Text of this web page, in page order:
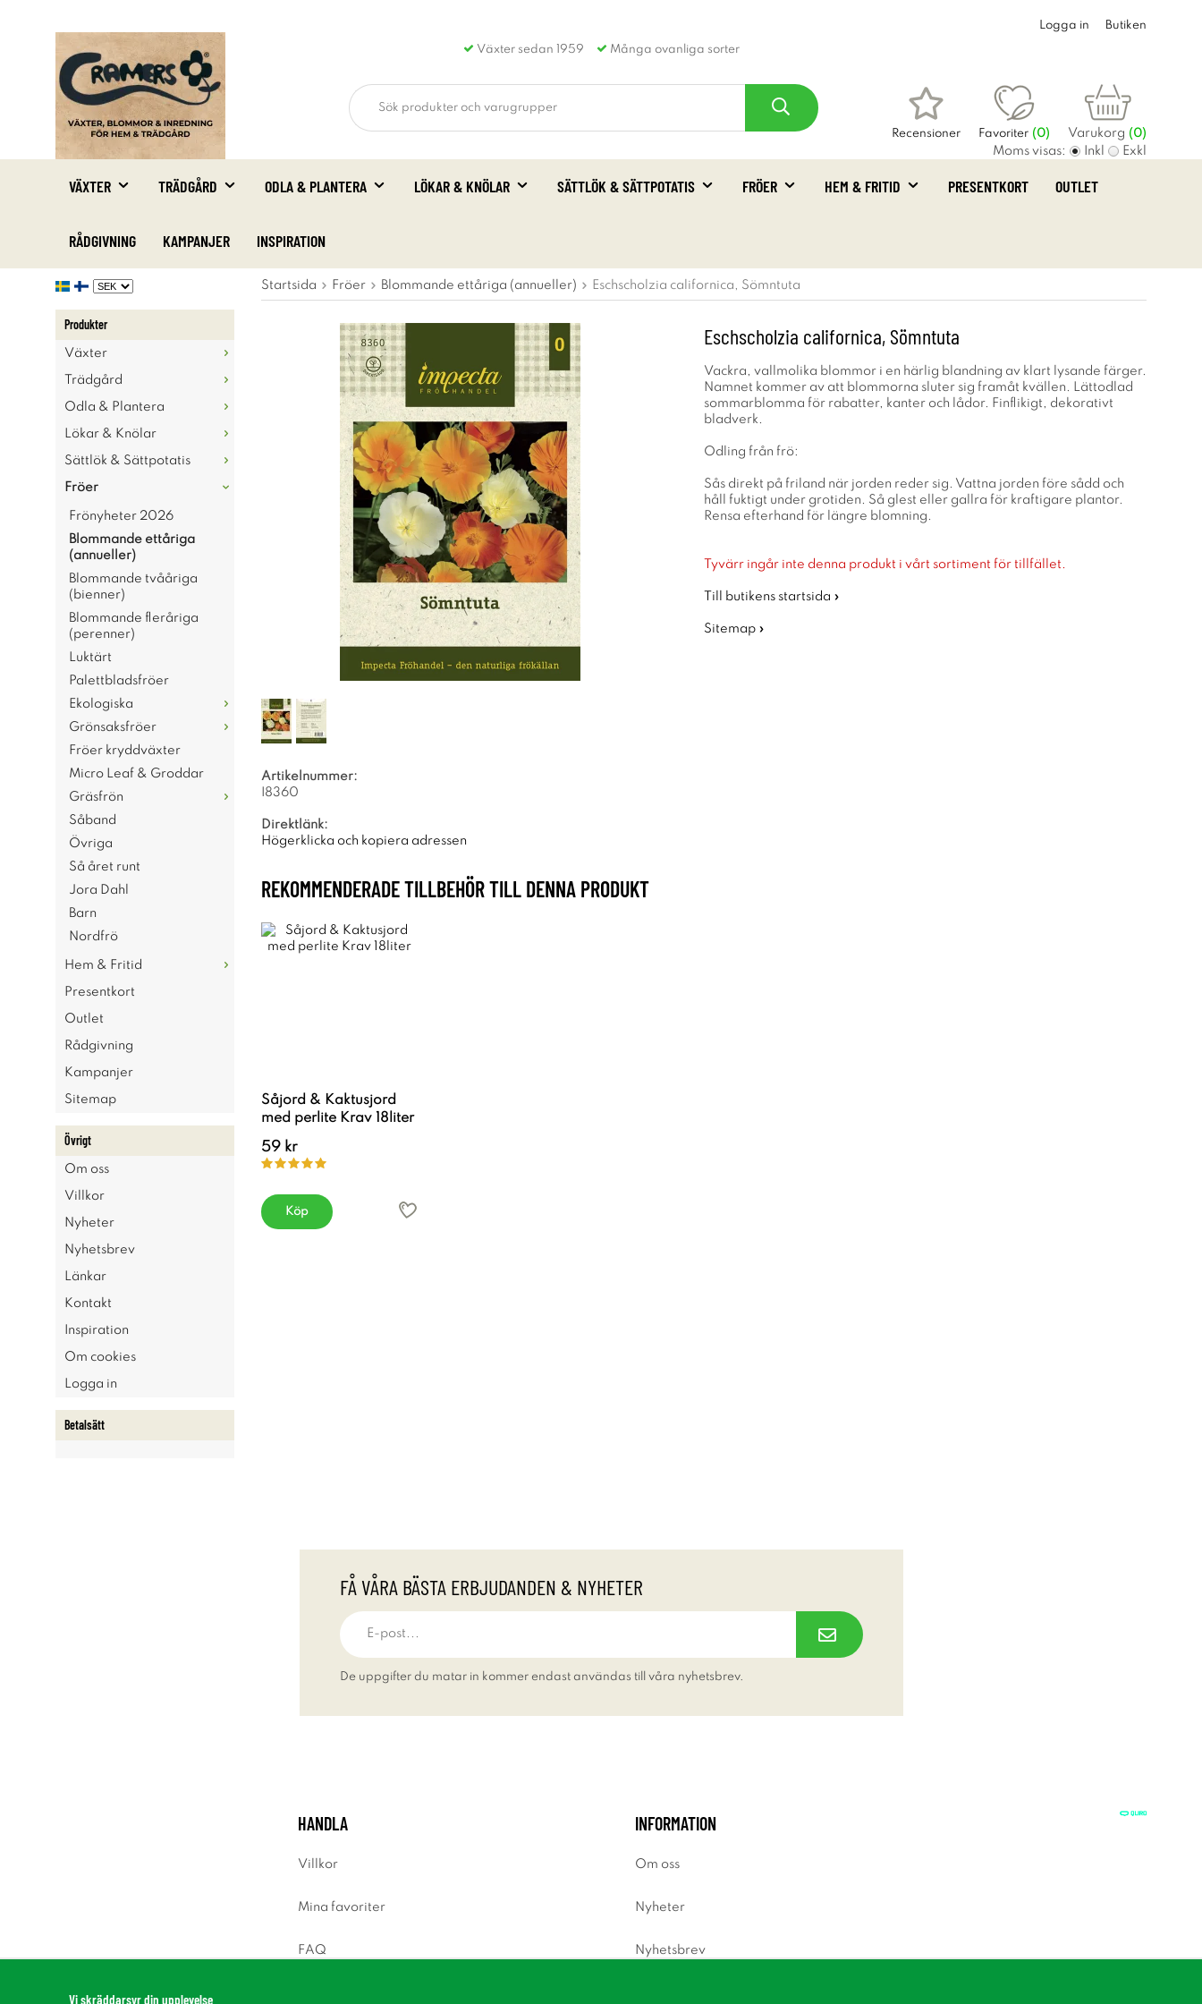
Växter sedan 1959 Många ovanliga sorter
Logga in Butiken
Recensioner Favoriter (0) Varukorg (0)
Moms visas: Inkl Exkl
VÄXTER TRÄDGÅRD ODLA & PLANTERA LÖKAR & KNÖLAR SÄTTLÖK & SÄTTPOTATIS FRÖER HEM & FRITID PRESENTKORT OUTLET
RÅDGIVNING KAMPANJER INSPIRATION
Produkter
Växter
Trädgård
Odla & Plantera
Lökar & Knölar
Sättlök & Sättpotatis
Fröer
Frönyheter 2026
Blommande ettåriga
(annueller)
Blommande tvååriga
(bienner)
Blommande fleråriga
(perenner)
Luktärt
Palettbladsfröer
Ekologiska
Grönsaksfröer
Fröer kryddväxter
Micro Leaf & Groddar
Gräsfrön
Såband
Övriga
Så året runt
Jora Dahl
Barn
Nordfrö
Hem & Fritid
Presentkort
Outlet
Rådgivning
Kampanjer
Sitemap
Övrigt
Om oss
Villkor
Nyheter
Nyhetsbrev
Länkar
Kontakt
Inspiration
Om cookies
Logga in
Betalsätt
Startsida Fröer Blommande ettåriga (annueller) Eschscholzia californica, Sömntuta
Eschscholzia californica, Sömntuta
Vackra, vallmolika blommor i en härlig blandning av klart lysande färger.
Namnet kommer av att blommorna sluter sig framåt kvällen. Lättodlad
sommarblomma för rabatter, kanter och lådor. Finflikigt, dekorativt
bladverk.
Odling från frö:
Sås direkt på friland när jorden reder sig. Vattna jorden före sådd och
håll fuktigt under grotiden. Så glest eller gallra för kraftigare plantor.
Rensa efterhand för längre blomning.
Tyvärr ingår inte denna produkt i vårt sortiment för tillfället.
Till butikens startsida »
Sitemap »
Artikelnummer:
I8360
Direktlänk:
Högerklicka och kopiera adressen
REKOMMENDERADE TILLBEHÖR TILL DENNA PRODUKT
Såjord & Kaktusjord
med perlite Krav 18liter
59 kr
Köp
FÅ VÅRA BÄSTA ERBJUDANDEN & NYHETER
De uppgifter du matar in kommer endast användas till våra nyhetsbrev.
HANDLA
Villkor
Mina favoriter
FAQ
INFORMATION
Om oss
Nyheter
Nyhetsbrev
Vi skräddarsyr din upplevelse